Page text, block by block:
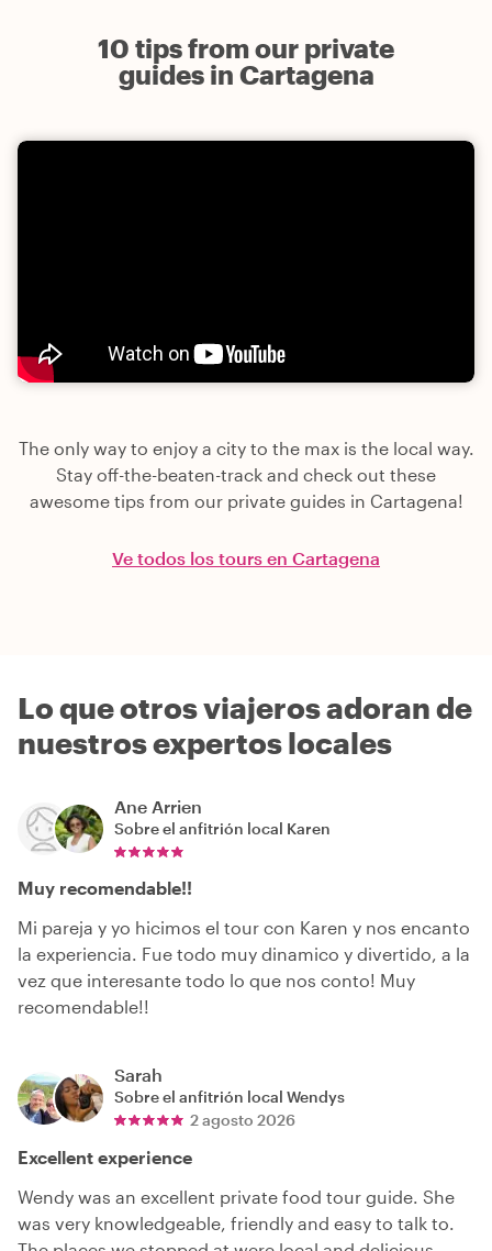
10 tips from our private
guides in Cartagena
The only way to enjoy a city to the max is the local way.
Stay off-the-beaten-track and check out these
awesome tips from our private guides in Cartagena!
Ve todos los tours en Cartagena
Lo que otros viajeros adoran de
nuestros expertos locales
Ane Arrien
Sobre el anfitrión local Karen
Muy recomendable!!
Mi pareja y yo hicimos el tour con Karen y nos encanto
la experiencia. Fue todo muy dinamico y divertido, a la
vez que interesante todo lo que nos conto! Muy
recomendable!!
Sarah
Sobre el anfitrión local Wendys
2 agosto 2026
Excellent experience
Wendy was an excellent private food tour guide. She
was very knowledgeable, friendly and easy to talk to.